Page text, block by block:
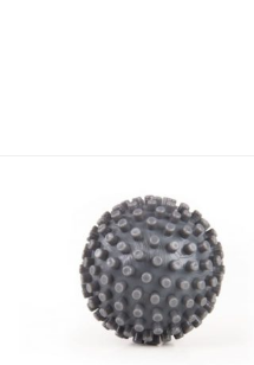
0out
of
5
ПРИДБАТИ
Add to Wishlist